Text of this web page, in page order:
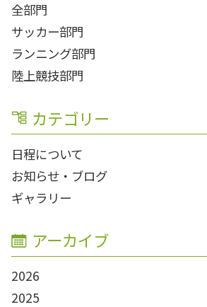
全部門
サッカー部門
ランニング部門
陸上競技部門
カテゴリー
日程について
お知らせ・ブログ
ギャラリー
アーカイブ
2026
2025